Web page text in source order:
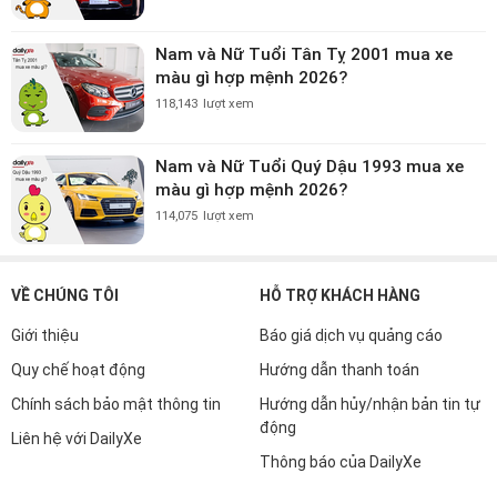
Nam và Nữ Tuổi Tân Tỵ 2001 mua xe
màu gì hợp mệnh 2026?
118,143 lượt xem
Nam và Nữ Tuổi Quý Dậu 1993 mua xe
màu gì hợp mệnh 2026?
114,075 lượt xem
VỀ CHÚNG TÔI
Giới thiệu
Quy chế hoạt động
Chính sách bảo mật thông tin
Liên hệ với DailyXe
HỖ TRỢ KHÁCH HÀNG
Báo giá dịch vụ quảng cáo
Hướng dẫn thanh toán
Hướng dẫn hủy/nhận bản tin tự
động
Thông báo của DailyXe